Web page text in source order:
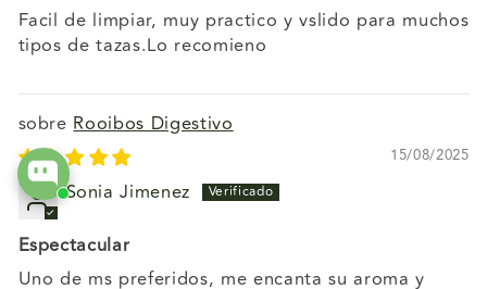
Facil de limpiar, muy practico y vslido para muchos
tipos de tazas.Lo recomieno
Rooibos Digestivo
15/08/2025
Sonia Jimenez
Espectacular
Uno de ms preferidos, me encanta su aroma y